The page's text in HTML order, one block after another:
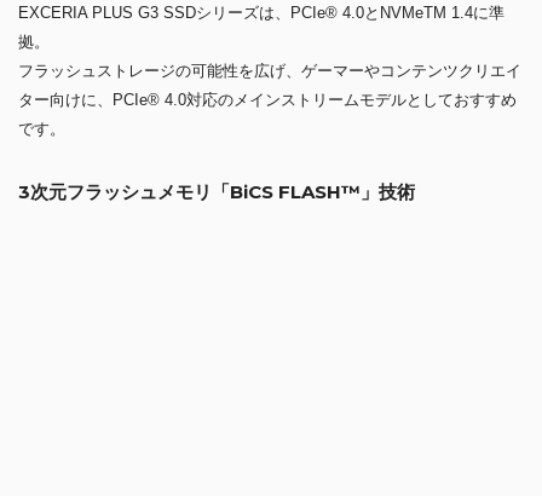
EXCERIA PLUS G3 SSDシリーズは、PCIe® 4.0とNVMeTM 1.4に準
拠。
フラッシュストレージの可能性を広げ、ゲーマーやコンテンツクリエイ
ター向けに、PCIe® 4.0対応のメインストリームモデルとしておすすめ
です。
3次元フラッシュメモリ「BiCS FLASH™」技術